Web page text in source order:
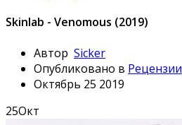
Skinlab - Venomous (2019)
Автор Sicker
Опубликовано в Рецензии
Октябрь 25 2019
25Окт